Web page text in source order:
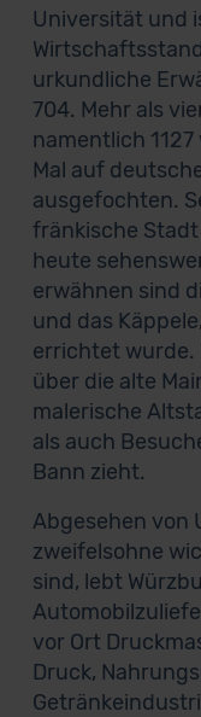
Universität und
urkundliche
704. Mehr als
namentlich
Mal auf
ausgefochten.
fränkische Stadt
heute
erwähnen sind
und das
errichtet wurde.
über die alte
malerische
als auch
Bann zieht.
Abgesehen von
zweifelsohne
sind, lebt
vor Ort
Druck,